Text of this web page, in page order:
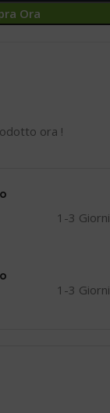
Ora
ora !
1-3 Giorni
1-3 Giorni